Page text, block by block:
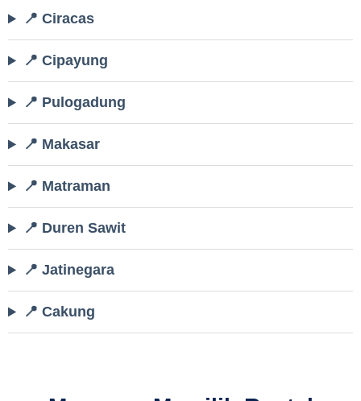
📍 Ciracas
📍 Cipayung
📍 Pulogadung
📍 Makasar
📍 Matraman
📍 Duren Sawit
📍 Jatinegara
📍 Cakung